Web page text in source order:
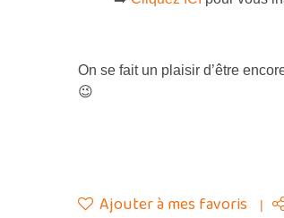
On se fait un plaisir d’être
😉
Ajouter à mes favoris